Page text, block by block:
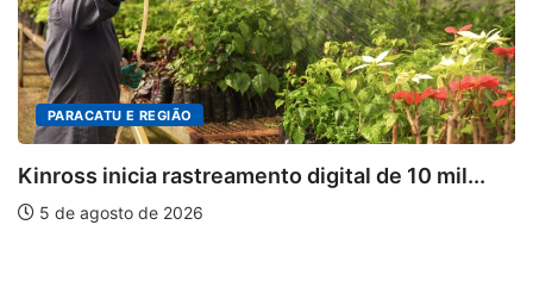
PARACATU E REGIÃO
Kinross inicia rastreamento digital de 10 mil...
5 de agosto de 2026